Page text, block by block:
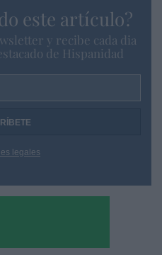
este artículo?
y recibe cada dia
de Hispanidad
legales